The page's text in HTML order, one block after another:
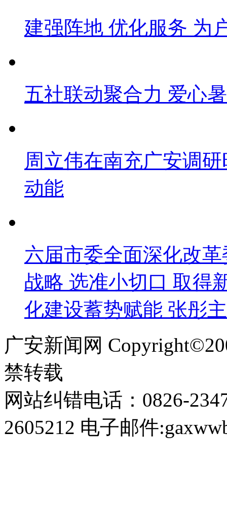
建强阵地 优化服务 为
五社联动聚合力 爱心
周立伟在南充广安调
动能
六届市委全面深化改
战略 选准小切口 取得
化建设蓄势赋能 张彤
广安新闻网
禁转载
网站纠错电话：0826-
2605212 电子邮件